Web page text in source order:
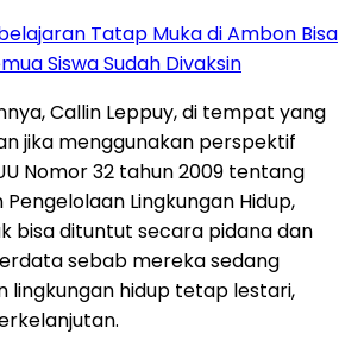
Tatap Muka di Ambon Bisa
Siswa Sudah Divaksin
Callin Leppuy, di tempat yang
jika menggunakan perspektif
Nomor 32 tahun 2009 tentang
Lingkungan Hidup,
bisa dituntut secara pidana dan
sebab mereka sedang
lingkungan hidup tetap lestari,